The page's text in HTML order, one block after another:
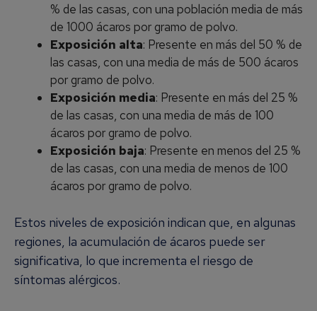
% de las casas, con una población media de más
de 1000 ácaros por gramo de polvo.
Exposición alta: Presente en más del 50 % de
las casas, con una media de más de 500 ácaros
por gramo de polvo.
Exposición media: Presente en más del 25 %
de las casas, con una media de más de 100
ácaros por gramo de polvo.
Exposición baja: Presente en menos del 25 %
de las casas, con una media de menos de 100
ácaros por gramo de polvo.
Estos niveles de exposición indican que, en algunas
regiones, la acumulación de ácaros puede ser
significativa, lo que incrementa el riesgo de
síntomas alérgicos.